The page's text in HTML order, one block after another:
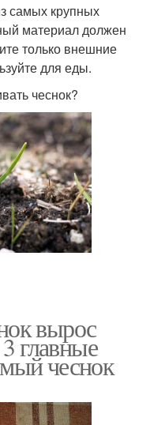
самых крупных
материал должен
только внешние
для еды.
чеснок?
вырос
главные
чеснок